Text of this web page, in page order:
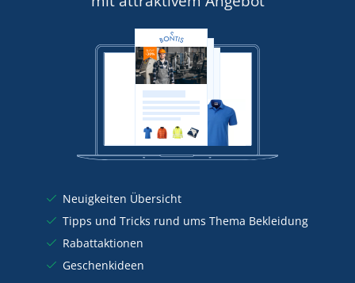
Neuigkeiten Übersicht
Tipps und Tricks rund ums Thema Bekleidung
Rabattaktionen
Geschenkideen